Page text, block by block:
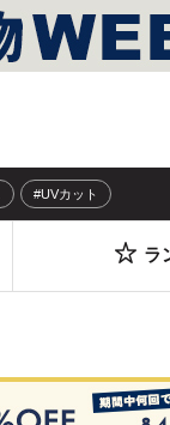
#UVカット
ラ